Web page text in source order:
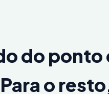
do ponto
o